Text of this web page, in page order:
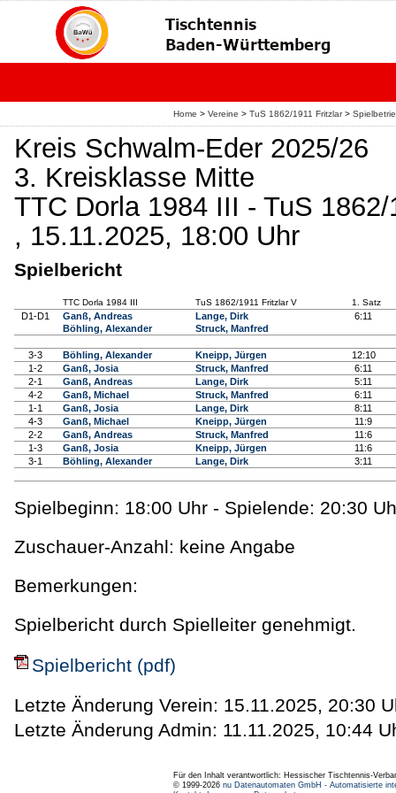
Home > Vereine > TuS 1862/1911 Fritzlar>
Kreis Schwalm-Eder 2025/26
3. Kreisklasse Mitte
TTC Dorla 1984 III - TuS
, 15.11.2025, 18:00 Uhr
Spielbericht
TTC Dorla 1984 III TuS 1862/1911 Fritzlar V 1. Satz
D1-D1
Ganß, Andreas
Böhling, Alexander
Lange, Dirk
Struck, Manfred
6:11
3-3 Böhling, Alexander Kneipp, Jürgen
12:10
1-2
Ganß, Josia Struck, Manfred
6:11
2-1
Ganß, Andreas Lange, Dirk
5:11
4-2
Ganß, Michael Struck, Manfred
6:11
1-1
Ganß, Josia Lange, Dirk
8:11
4-3
Ganß, Michael Kneipp, Jürgen
11:9
2-2
Ganß, Andreas Struck, Manfred
11:6
1-3
Ganß, Josia Kneipp, Jürgen
11:6
3-1
Böhling, Alexander Lange, Dirk 3:11
Spielbeginn: 18:00 Uhr - Spielende: 20:30
Zuschauer-Anzahl: keine Angabe
Bemerkungen:
Spielbericht durch Spielleiter genehmigt.
Spielbericht (pdf)
Letzte Änderung Verein: 15.11.2025, 20:30
Letzte Änderung Admin: 11.11.2025, 10:44
Für den Inhalt verantwortlich: Hessischer Tischtennis-
© 1999-2026 nu Datenautomaten GmbH - Automatisierte